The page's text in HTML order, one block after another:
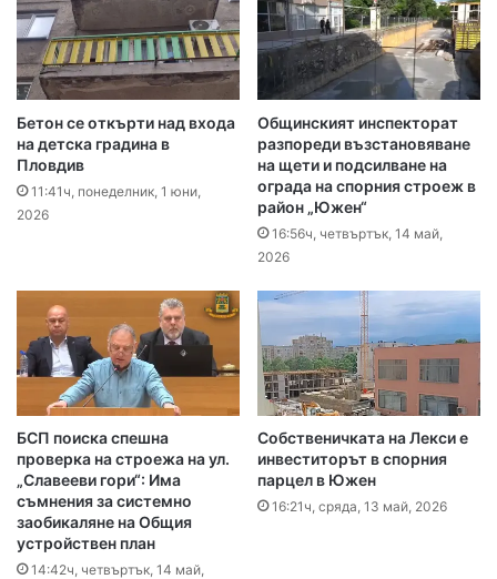
Бетон се откърти над входа
на детска градина в
Пловдив
11:41ч, понеделник, 1 юни,
2026
Общинският инспекторат
разпореди възстановяване
на щети и подсилване на
ограда на спорния строеж в
район „Южен“
16:56ч, четвъртък, 14 май,
2026
БСП поиска спешна
проверка на строежа на ул.
„Славееви гори“: Има
съмнения за системно
заобикаляне на Общия
устройствен план
14:42ч, четвъртък, 14 май,
Собственичката на Лекси е
инвеститорът в спорния
парцел в Южен
16:21ч, сряда, 13 май, 2026